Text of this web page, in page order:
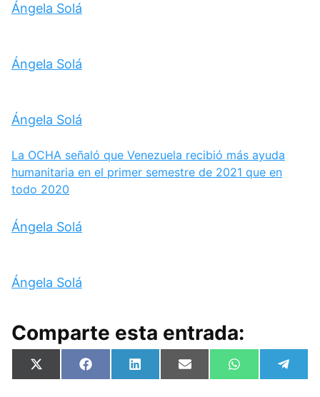
Ángela Solá
Ángela Solá
Ángela Solá
La OCHA señaló que Venezuela recibió más ayuda
humanitaria en el primer semestre de 2021 que en
todo 2020
Ángela Solá
Ángela Solá
Comparte esta entrada:
Compartir
en
X
(
Compartir
en
F
a
Compartir
en
L
i
Compartir
en
E
m
Compartir
en
W
h
en
e